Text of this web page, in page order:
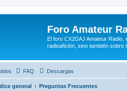
Foro Amateur
El foro CX2DAJ Amateur
radioafición, sino también sobre
FAQ Descargas
general Preguntas Frecuentes